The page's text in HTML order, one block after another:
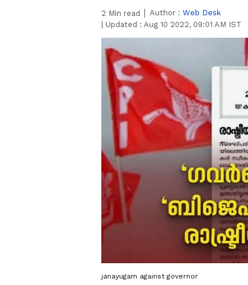
2 Min read Author : Web Desk
Updated : Aug 10 2022, 09:01 AM IST
janayugam against governor